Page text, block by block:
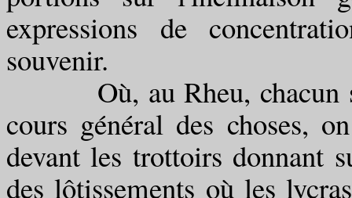
expressions de
souvenir.
Où, au Rheu, chacun
cours général des choses,
devant les trottoirs donnant
des lôtissements où les